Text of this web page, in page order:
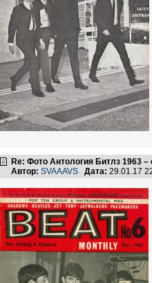
Re: Фото Антология Битлз 1963 –
Автор: SVAAAVS Дата: 29.01.17